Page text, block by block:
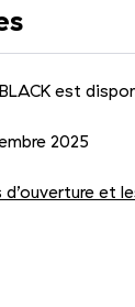
est
2025
d’ouverture et